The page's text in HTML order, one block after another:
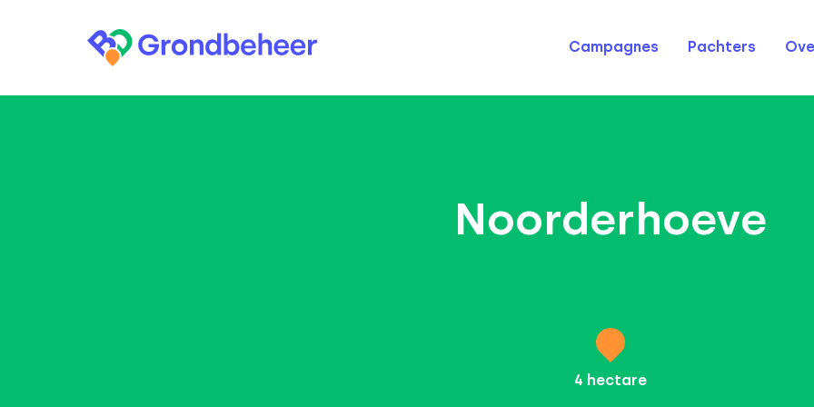
Campagnes Pachters
Noorderhoeve
4 hectare